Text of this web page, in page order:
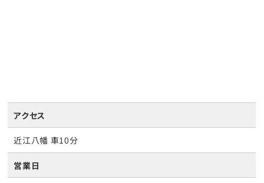
アクセス
近江八幡 車10分
営業日